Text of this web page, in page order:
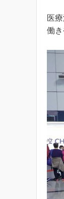
医
働